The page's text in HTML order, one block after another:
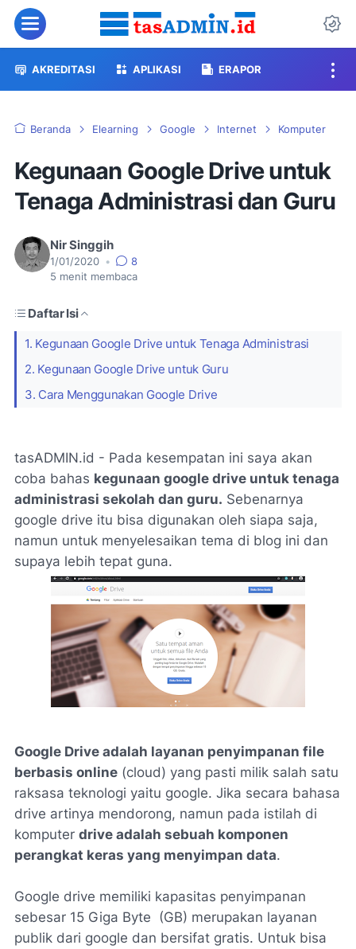
Menu
AKREDITASI APLIKASI ERAPOR
Beranda Elearning Google Internet Komputer
Kegunaan Google Drive untuk
Tenaga Administrasi dan Guru
Nir Singgih
1/01/2020 •
8
5 menit membaca
Daftar Isi
1. Kegunaan Google Drive untuk Tenaga Administrasi
2. Kegunaan Google Drive untuk Guru
3. Cara Menggunakan Google Drive
tasADMIN.id - Pada kesempatan ini saya akan
coba bahas kegunaan google drive untuk tenaga
administrasi sekolah dan guru. Sebenarnya
google drive itu bisa digunakan oleh siapa saja,
namun untuk menyelesaikan tema di blog ini dan
supaya lebih tepat guna.
Google Drive adalah layanan penyimpanan file
berbasis online (cloud) yang pasti milik salah satu
raksasa teknologi yaitu google. Jika secara bahasa
drive artinya mendorong, namun pada istilah di
komputer drive adalah sebuah komponen
perangkat keras yang menyimpan data.
Google drive memiliki kapasitas penyimpanan
sebesar 15 Giga Byte (GB) merupakan layanan
publik dari google dan bersifat gratis. Untuk bisa